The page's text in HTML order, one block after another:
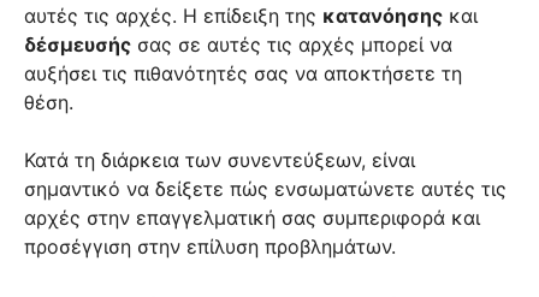
αυτές τις αρχές. Η επίδειξη της κατανόησης και
δέσμευσής σας σε αυτές τις αρχές μπορεί να
αυξήσει τις πιθανότητές σας να αποκτήσετε τη
θέση.
Κατά τη διάρκεια των συνεντεύξεων, είναι
σημαντικό να δείξετε πώς ενσωματώνετε αυτές τις
αρχές στην επαγγελματική σας συμπεριφορά και
προσέγγιση στην επίλυση προβλημάτων.